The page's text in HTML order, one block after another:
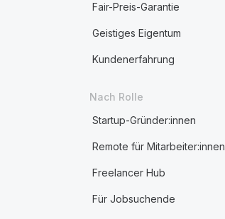
Fair-Preis-Garantie
Geistiges Eigentum
Kundenerfahrung
Nach Rolle
Startup-Gründer:innen
Remote für Mitarbeiter:innen
Freelancer Hub
Für Jobsuchende